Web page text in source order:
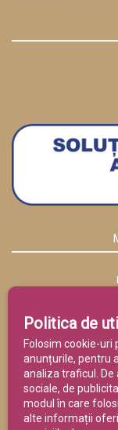
Politica de
Folosim cookie-uri
anunțurile, pentru
analiza traficul.
sociale, de
modul în care
alte informații